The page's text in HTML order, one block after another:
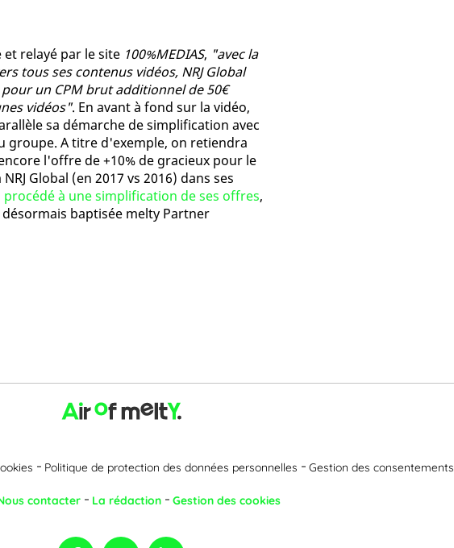
relayé par le site 100%MEDIAS, "avec la
tous ses contenus vidéos, NRJ Global
un CPM brut additionnel de 50€
vidéos". En avant à fond sur la vidéo,
sa démarche de simplification avec
groupe. A titre d'exemple, on retiendra
l'offre de +10% de gracieux pour le
Global (en 2017 vs 2016) dans ses
à une simplification de ses offres,
baptisée melty Partner
Politique de protection des données personnelles Gestion des consentements
contacter La rédaction Gestion des cookies